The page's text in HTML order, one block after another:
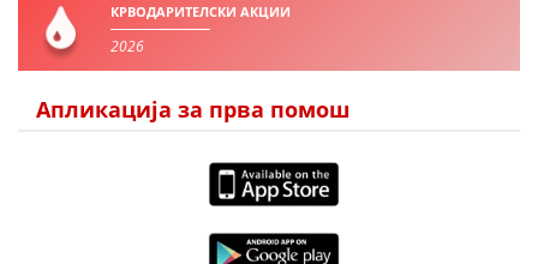
КРВОДАРИТЕЛСКИ АКЦИИ
2026
Апликација за прва помош